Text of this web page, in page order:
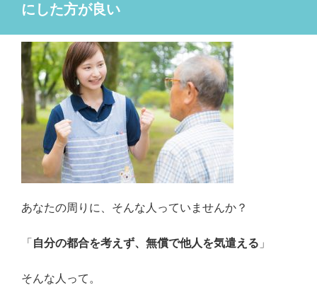
にした方が良い
あなたの周りに、そんな人っていませんか？
「 自分の都合を考えず、無償で他人を気遣える 」
そんな人って。